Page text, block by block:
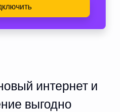
интернет и
выгодно